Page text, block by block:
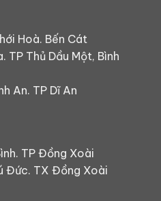
Hoà. Bến Cát
TP Thủ Dầu Một, Bình
An. TP Dĩ An
TP Đồng Xoài
Đức. TX Đồng Xoài